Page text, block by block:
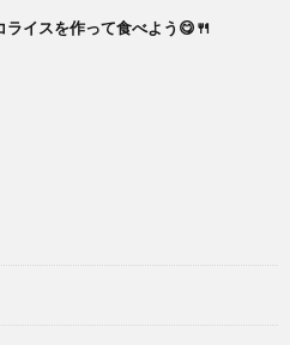
イスを作って食べよう😋🍴